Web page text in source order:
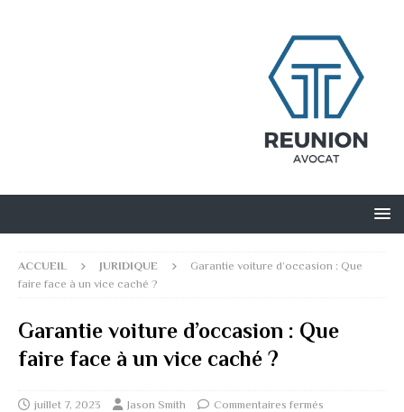
ACCUEIL JURIDIQUE
Garantie voiture d’occasion : Que
faire face à un vice caché ?
Garantie voiture d’occasion : Que
faire face à un vice caché ?
juillet 7, 2023 Jason Smith Commentaires fermés